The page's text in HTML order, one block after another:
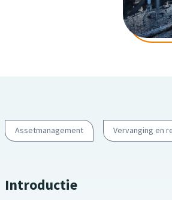
Assetmanagement Vervanging en
Introductie